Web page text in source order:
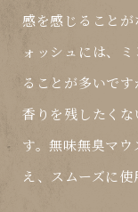
感を感じること
ォッシュには、
ることが多いで
香りを残したく
す。無味無臭マ
え、スムーズに使